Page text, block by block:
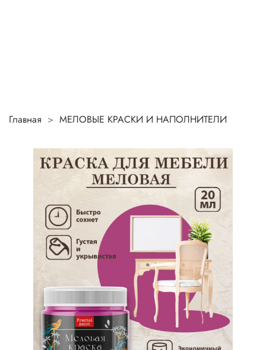
Главная МЕЛОВЫЕ КРАСКИ И НАПОЛНИТЕЛИ